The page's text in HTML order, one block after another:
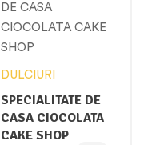
DULCIURI
SPECIALITATE DE
CASA CIOCOLATA
CAKE SHOP